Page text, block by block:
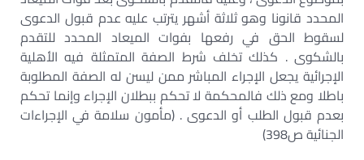
المحدد قانونا وهو ثلاثة أشهر يترتب عليه عدم قبول الدعوى
لسقوط الحق في رفعها بفوات الميعاد المحدد للتقدم
بالشكوى . كذلك تخلف شرط الصفة المتمثلة فيه الأهلية
الإجرائية يجعل الإجراء المباشر ممن ليسن له الصفة المطلوبة
باطلا ومع ذلك فالمحكمة لا تحكم ببطلان الإجراء وإنما تحكم
بعدم قبول الطلب أو الدعوى . (مأمون سلامة في الإجراءات
الجنائية ص398)